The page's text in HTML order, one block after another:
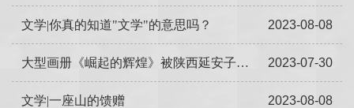
2023-08-08
文学|你真的知道"文学"的意思吗？
2023-07-30
大型画册《崛起的辉煌》被陕西延安子长市图书馆收藏
2023-08-08
文学|一座山的馈赠